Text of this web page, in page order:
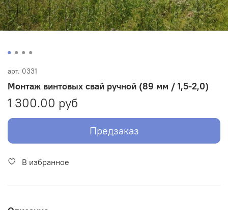
арт. 0331
Монтаж винтовых свай ручной (89 мм / 1,5-2,0)
1 300.00 руб
Предзаказ
В избранное